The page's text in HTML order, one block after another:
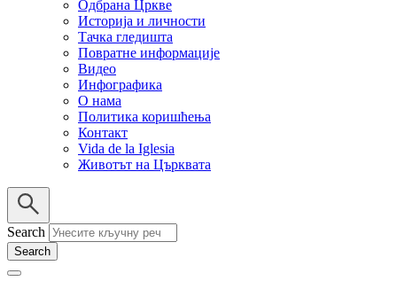
Одбрана Цркве
Историја и личности
Тачка гледишта
Повратне информације
Видео
Инфографика
О нама
Политика коришћења
Контакт
Vida de la Iglesia
Животът на Църквата
Search